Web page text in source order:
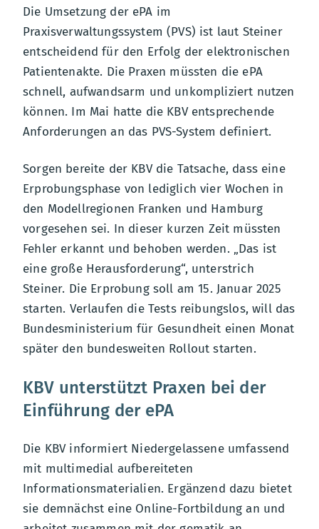
Die Umsetzung der ePA im
Praxisverwaltungssystem (PVS) ist laut Steiner
entscheidend für den Erfolg der elektronischen
Patientenakte. Die Praxen müssten die ePA
schnell, aufwandsarm und unkompliziert nutzen
können. Im Mai hatte die KBV entsprechende
Anforderungen an das PVS-System definiert.
Sorgen bereite der KBV die Tatsache, dass eine
Erprobungsphase von lediglich vier Wochen in
den Modellregionen Franken und Hamburg
vorgesehen sei. In dieser kurzen Zeit müssten
Fehler erkannt und behoben werden. „Das ist
eine große Herausforderung“, unterstrich
Steiner. Die Erprobung soll am 15. Januar 2025
starten. Verlaufen die Tests reibungslos, will das
Bundesministerium für Gesundheit einen Monat
später den bundesweiten Rollout starten.
KBV unterstützt Praxen bei der
Einführung der ePA
Die KBV informiert Niedergelassene umfassend
mit multimedial aufbereiteten
Informationsmaterialien. Ergänzend dazu bietet
sie demnächst eine Online-Fortbildung an und